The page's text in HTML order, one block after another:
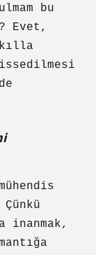
bu
Evet,
inanmak,